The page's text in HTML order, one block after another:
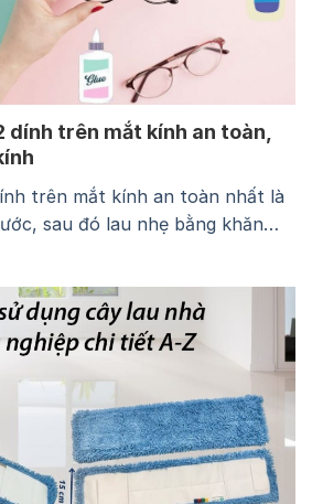
dính trên mắt kính an toàn,
trên mắt kính an toàn nhất là
sau đó lau nhẹ bằng khăn
sáng xanh, bạn nên ưu tiên…